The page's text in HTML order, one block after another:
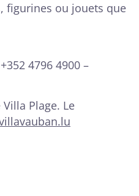
figurines ou jouets que
4796 4900 –
Plage. Le